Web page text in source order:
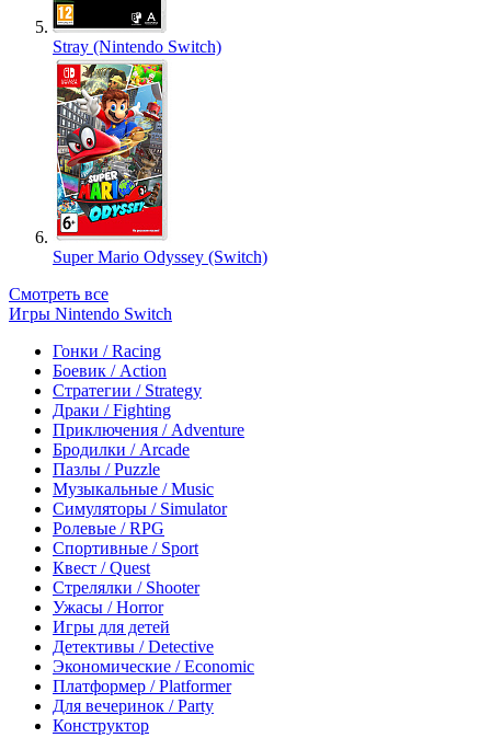
Stray (Nintendo Switch)
Super Mario Odyssey (Switch)
Смотреть все
Игры Nintendo Switch
Гонки / Racing
Боевик / Action
Стратегии / Strategy
Драки / Fighting
Приключения / Adventure
Бродилки / Arcade
Пазлы / Puzzle
Музыкальные / Music
Симуляторы / Simulator
Ролевые / RPG
Спортивные / Sport
Квест / Quest
Стрелялки / Shooter
Ужасы / Horror
Игры для детей
Детективы / Detective
Экономические / Economic
Платформер / Platformer
Для вечеринок / Party
Конструктор